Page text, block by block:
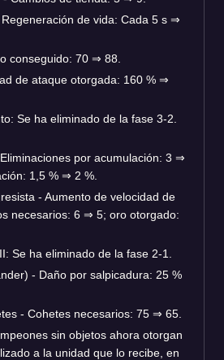
de vida: Cada 5 s ⇒
conseguido: 70 ⇒ 88.
de ataque otorgada: 160 % ⇒
Se ha eliminado de la fase 3-2.
por acumulación: 3 ⇒
1,5 % ⇒ 2 %.
- Aumento de velocidad de
necesarios: 6 ⇒ 5; oro otorgado:
Se ha eliminado de la fase 2-1.
- Daño por salpicadura: 25 %
- Cohetes necesarios: 75 ⇒ 65.
sin objetos ahora otorgan
a la unidad que lo recibe, en